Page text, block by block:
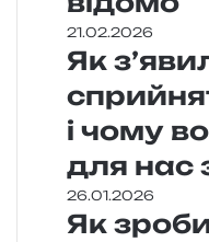
21.02.2026
Як
і чому
для нас
26.01.2026
Як